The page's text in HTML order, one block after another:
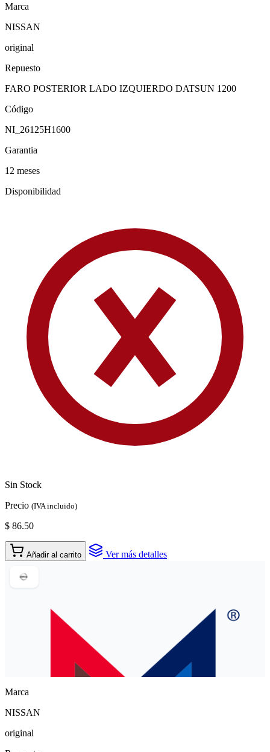
Marca
NISSAN
original
Repuesto
FARO POSTERIOR LADO IZQUIERDO DATSUN 1200
Código
NI_26125H1600
Garantia
12 meses
Disponibilidad
Sin Stock
Precio (IVA incluido)
$ 86.50
Añadir al carrito Ver más detalles
Marca
NISSAN
original